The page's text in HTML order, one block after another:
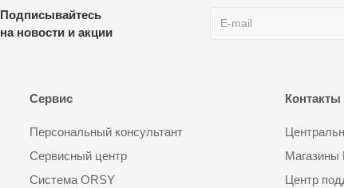
Подписывайтесь
на новости и акции
Сервис
Персональный консультант
Сервисный центр
Система ORSY
Контакты
Магазины
Центр